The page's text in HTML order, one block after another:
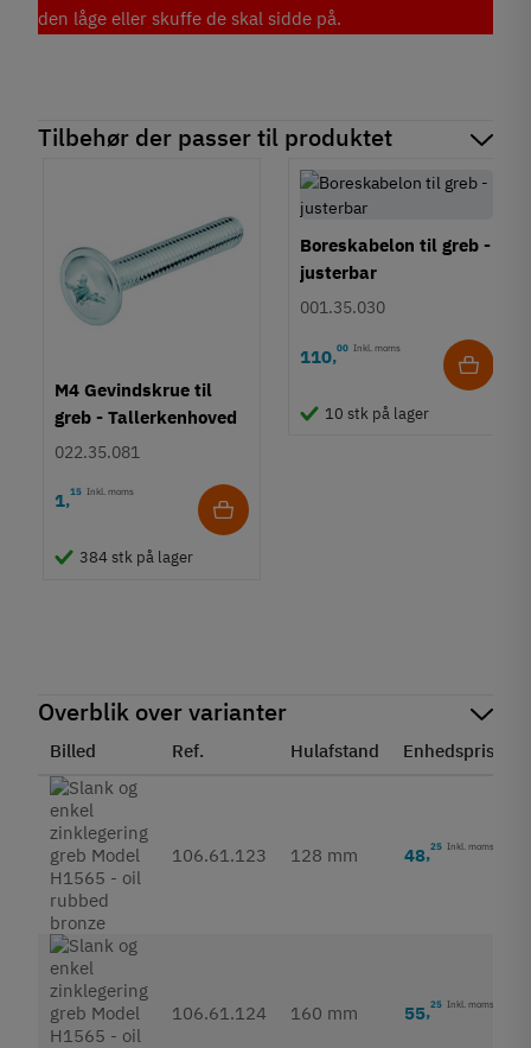
den låge eller skuffe de skal sidde på.
Tilbehør der passer til produktet
M4 Gevindskrue til
greb - Tallerkenhoved
- Krydskærv
022.35.081
1,15 Inkl. moms
384 stk på lager
Boreskabelon til greb -
justerbar
001.35.030
110,00 Inkl. moms
10 stk på lager
Overblik over varianter
Billed Ref. Hulafstand Enhedspris
106.61.123 128 mm 48,25 Inkl. moms
106.61.124 160 mm 55,25 Inkl. moms